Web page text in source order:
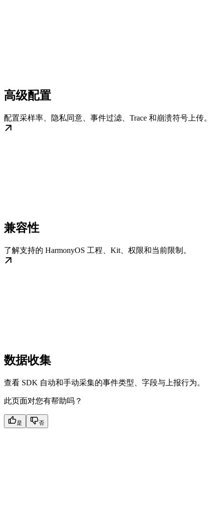
高级配置
配置采样率、隐私同意、事件过滤、Trace 和崩溃符号上传。
兼容性
了解支持的 HarmonyOS 工程、Kit、权限和当前限制。
数据收集
查看 SDK 自动和手动采集的事件类型、字段与上报行为。
此页面对您有帮助吗？
是 否